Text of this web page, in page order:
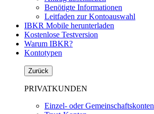
Benötigte Informationen
Leitfaden zur Kontoauswahl
IBKR Mobile herunterladen
Kostenlose Testversion
Warum IBKR?
Kontotypen
Zurück
PRIVATKUNDEN
Einzel- oder Gemeinschaftskonten